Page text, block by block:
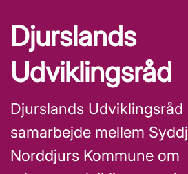
Djurslands
Udviklingsråd
Djurslands Udviklingsråd
samarbejde mellem
Norddjurs Kommune om